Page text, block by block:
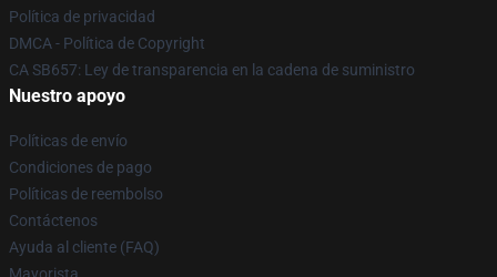
Política de privacidad
DMCA - Política de Copyright
CA SB657: Ley de transparencia en la cadena de suministro
Nuestro apoyo
Políticas de envío
Condiciones de pago
Políticas de reembolso
Contáctenos
Ayuda al cliente (FAQ)